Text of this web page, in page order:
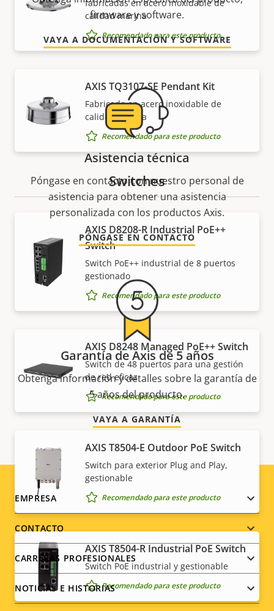
fabricadas en acero inoxidable de
calidad marina
Recomendado para este producto
AXIS TQ3107-SE Pendant Kit
Fabricado en acero inoxidable de
calidad marina
Recomendado para este producto
Switches
AXIS D8208-R Industrial PoE++
Switch
Switch PoE++ industrial de 8 puertos
gestionado
Recomendado para este producto
AXIS D8248 Managed PoE++ Switch
Switch de 48 puertos para una gestión
de red eficaz
Recomendado para este producto
AXIS T8504-E Outdoor PoE Switch
Switch para exterior Plug and Play,
gestionable
Recomendado para este producto
AXIS T8504-R Industrial PoE Switch
Switch PoE industrial y gestionable
Recomendado para este producto
firmware y software.
VAYA A DOCUMENTACIÓN Y SOFTWARE
Asistencia técnica
Póngase en contacto con nuestro personal de
asistencia para obtener una asistencia
personalizada con los productos Axis.
PÓNGASE EN CONTACTO
Garantía de Axis de 5 años
Obtenga información y detalles sobre la garantía de
5 años del producto.
VAYA A GARANTÍA
Footer
menu
EMPRESA
CONTACTO
CARRERAS PROFESIONALES
NOTICIAS E HISTORIAS